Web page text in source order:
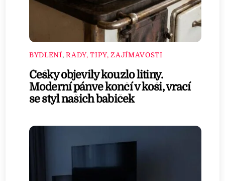
BYDLENÍ,RADY, TIPY, ZAJÍMAVOSTI
Češky objevily kouzlo litiny.
Moderní pánve končí v koši, vrací
se styl našich babiček